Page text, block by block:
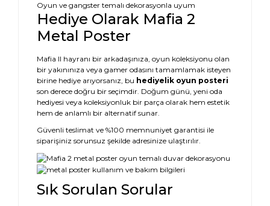
Oyun ve gangster temalı dekorasyonla uyum
Hediye Olarak Mafia 2
Metal Poster
Mafia II hayranı bir arkadaşınıza, oyun koleksiyonu olan
bir yakınınıza veya gamer odasını tamamlamak isteyen
birine hediye arıyorsanız, bu hediyelik oyun posteri
son derece doğru bir seçimdir. Doğum günü, yeni oda
hediyesi veya koleksiyonluk bir parça olarak hem estetik
hem de anlamlı bir alternatif sunar.
Güvenli teslimat ve %100 memnuniyet garantisi ile
siparişiniz sorunsuz şekilde adresinize ulaştırılır.
Sık Sorulan Sorular